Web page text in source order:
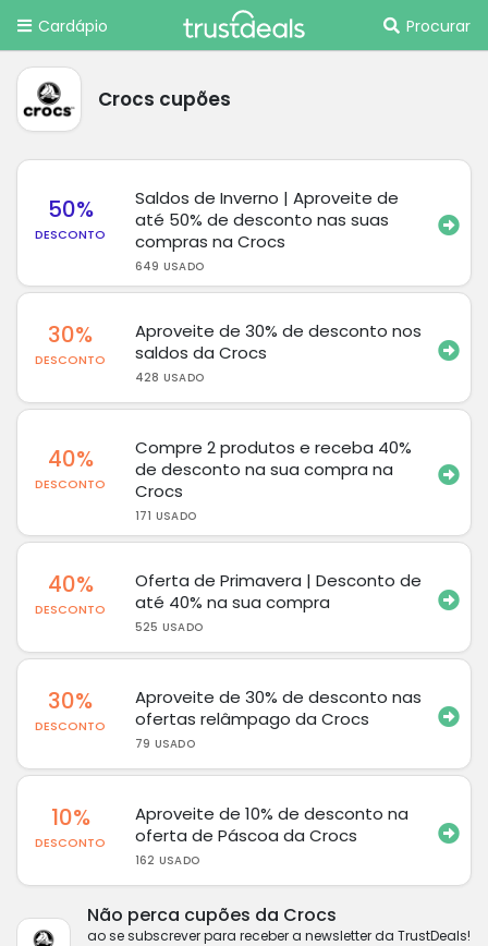
Cardápio Procurar
Crocs cupões
50%
DESCONTO
Saldos de Inverno | Aproveite de
até 50% de desconto nas suas
compras na Crocs
649 USADO
30%
DESCONTO
Aproveite de 30% de desconto nos
saldos da Crocs
428 USADO
40%
DESCONTO
Compre 2 produtos e receba 40%
de desconto na sua compra na
Crocs
171 USADO
40%
DESCONTO
Oferta de Primavera | Desconto de
até 40% na sua compra
525 USADO
30%
DESCONTO
Aproveite de 30% de desconto nas
ofertas relâmpago da Crocs
79 USADO
10%
DESCONTO
Aproveite de 10% de desconto na
oferta de Páscoa da Crocs
162 USADO
Não perca cupões da Crocs
ao se subscrever para receber a newsletter da TrustDeals!